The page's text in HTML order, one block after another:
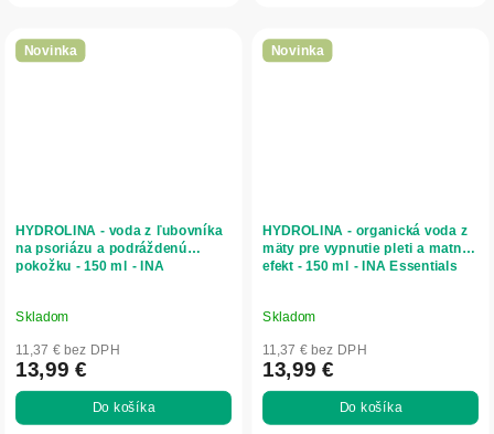
Novinka
HYDROLINA - voda z ľubovníka
na psoriázu a podráždenú
pokožku - 150 ml - INA
Skladom
11,37 € bez DPH
13,99 €
Do košíka
Novinka
HYDROLINA - organická voda z
mäty pre vypnutie pleti a matný
efekt - 150 ml - INA Essentials
Skladom
11,37 € bez DPH
13,99 €
Do košíka